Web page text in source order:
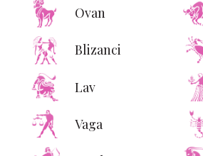
Ovan
Blizanci
Lav
Vaga